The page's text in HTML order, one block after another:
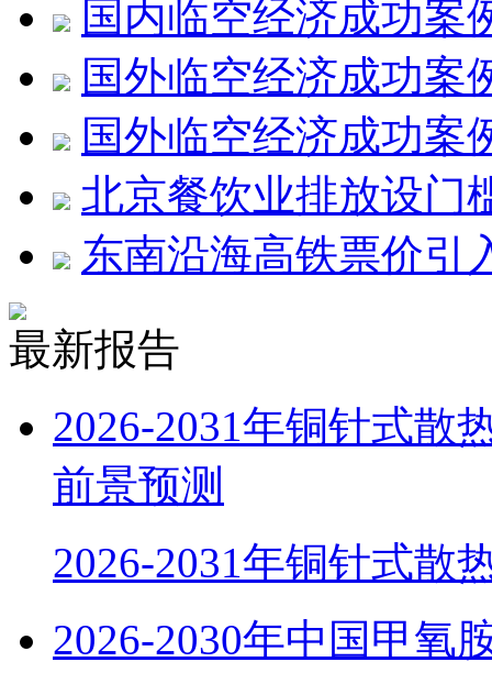
国内临空经济成功
国外临空经济成功
国外临空经济成功
北京餐饮业排放设门
东南沿海高铁票价引
最新报告
2026-2031年铜针式散
前景预测
2026-2031年铜针式散
2026-2030年中国甲氧